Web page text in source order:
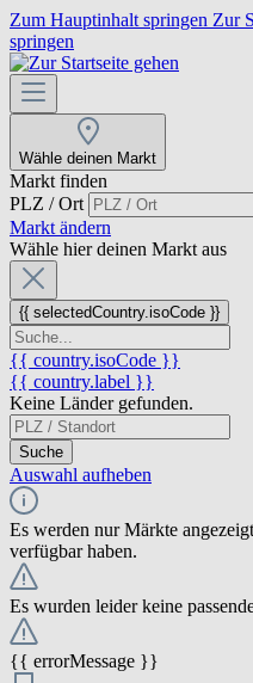
Zum Hauptinhalt springen Zur
springen
Wähle deinen Markt
Markt finden
PLZ / Ort
Markt ändern
Wähle hier deinen Markt aus
{{ selectedCountry.isoCode }}
{{ country.isoCode }}
{{ country.label }}
Keine Länder gefunden.
Suche
Auswahl aufheben
Es werden nur Märkte
verfügbar haben.
Es wurden leider keine
{{ errorMessage }}